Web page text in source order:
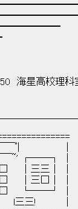
50 海星高校理科
｜ ＿＿＿
￣~' ┌──┐
│三三│ | |│
□ │三□│
□ □
l三